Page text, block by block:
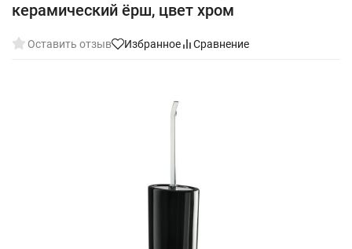
керамический ёрш, цвет хром
Оставить отзыв Избранное Сравнение